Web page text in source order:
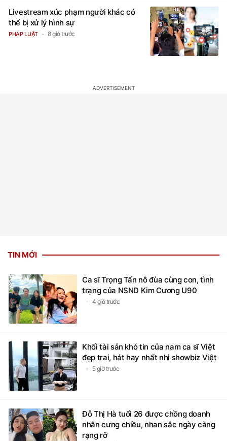
Livestream xúc phạm người khác có
thể bị xử lý hình sự
PHÁP LUẬT 8 giờ trước
TIN MỚI
Ca sĩ Trọng Tấn nô đùa cùng con, tình
trạng của NSND Kim Cương U90
4 giờ trước
Khối tài sản khó tin của nam ca sĩ Việt
đẹp trai, hát hay nhất nhì showbiz Việt
5 giờ trước
Đỗ Thị Hà tuổi 26 được chồng doanh
nhân cưng chiều, nhan sắc ngày càng
rạng rỡ